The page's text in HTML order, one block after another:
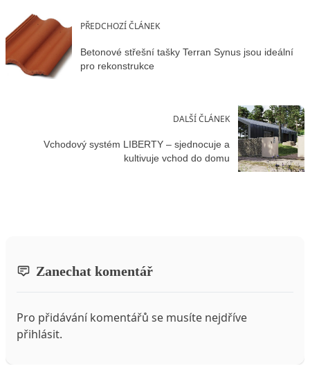
PŘEDCHOZÍ ČLÁNEK
Betonové střešní tašky Terran Synus jsou ideální
pro rekonstrukce
DALŠÍ ČLÁNEK
Vchodový systém LIBERTY – sjednocuje a
kultivuje vchod do domu
Zanechat komentář
Pro přidávání komentářů se musíte nejdříve
přihlásit.